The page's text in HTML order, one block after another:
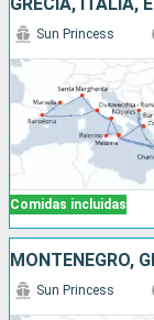
Comidas incluidas
Sun Princess
Sun Princess